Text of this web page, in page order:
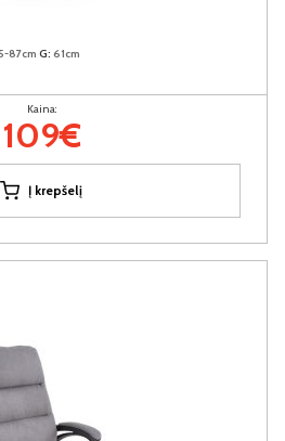
87cm G: 61cm
Kaina:
109€
Į krepšelį